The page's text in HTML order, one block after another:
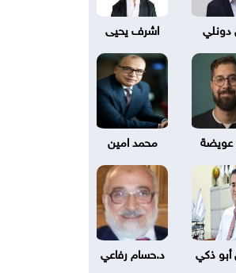
دونلي اشرف يحيى
عويضة محمد امين
ذكي د.حسام رفاعي